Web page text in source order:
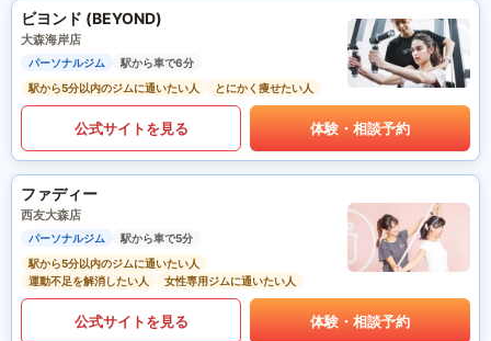
ビヨンド (BEYOND)
大森海岸店
パーソナルジム
駅から車で6分
駅から5分以内のジムに通いたい人
とにかく痩せたい人
公式サイトを見る 体験・相談予約
ファディー
西友大森店
パーソナルジム
駅から車で5分
駅から5分以内のジムに通いたい人
運動不足を解消したい人
女性専用ジムに通いたい人
公式サイトを見る 体験・相談予約